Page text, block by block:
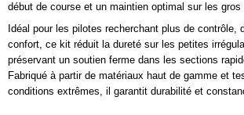
début de course et un maintien optimal sur les gros
Idéal pour les pilotes recherchant plus de contrôle,
confort, ce kit réduit la dureté sur les petites
préservant un soutien ferme dans les sections
Fabriqué à partir de matériaux haut de gamme et
conditions extrêmes, il garantit durabilité et